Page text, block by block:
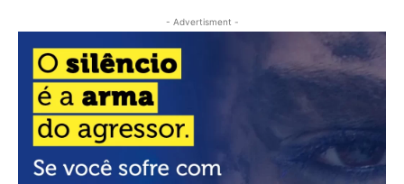
- Advertisment -